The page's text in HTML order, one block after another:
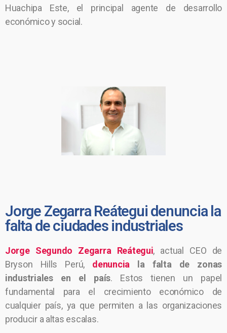
Huachipa Este, el principal agente de desarrollo
económico y social.
Jorge Zegarra Reátegui denuncia la
falta de ciudades industriales
Jorge Segundo Zegarra Reátegui, actual CEO de
Bryson Hills Perú, denuncia la falta de zonas
industriales en el país. Estos tienen un papel
fundamental para el crecimiento económico de
cualquier país, ya que permiten a las organizaciones
producir a altas escalas.